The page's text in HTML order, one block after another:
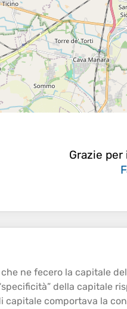
Grazie
ne fecero la capitale
della capitale
capitale comportava la